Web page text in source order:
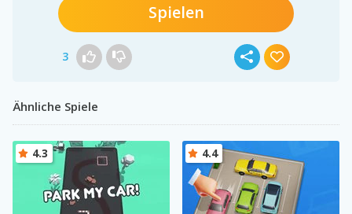
Spielen
3
Ähnliche Spiele
4.3 4.4